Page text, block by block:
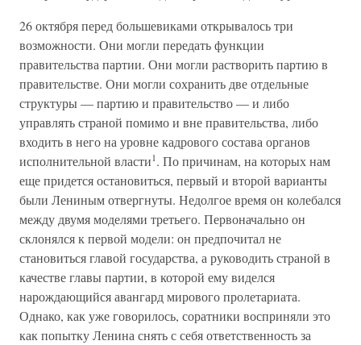
26 октября перед большевиками открывалось три
возможности. Они могли передать функции
правительства партии. Они могли растворить партию в
правительстве. Они могли сохранить две отдельные
структуры — партию и правительство — и либо
управлять страной помимо и вне правительства, либо
входить в него на уровне кадрового состава органов
исполнительной власти1. По причинам, на которых нам
еще придется остановиться, первый и второй варианты
были Лениным отвергнуты. Недолгое время он колебался
между двумя моделями третьего. Первоначально он
склонялся к первой модели: он предпочитал не
становиться главой государства, а руководить страной в
качестве главы партии, в которой ему виделся
нарождающийся авангард мирового пролетариата.
Однако, как уже говорилось, соратники восприняли это
как попытку Ленина снять с себя ответственность за